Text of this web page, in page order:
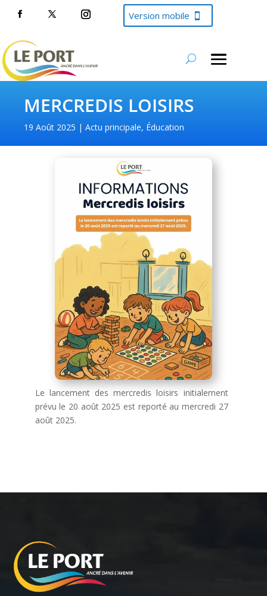
Version mobile
MERCREDIS LOISIRS
19 Août 2025 Actu principale, Éducation
Le lancement des mercredis loisirs initialement
prévu le 20 août 2025 est reporté au mercredi 27
août 2025.